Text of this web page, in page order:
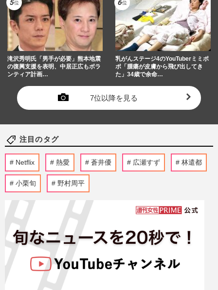
滝沢秀明氏「男手が必要」熊本地震
の復興支援を表明、中居正広もボラ
ンティア計画…
乳がんステージ4のYouTuberミミポ
ポ「腫瘍が皮膚から飛び出してき
た」34歳で余命…
7位以降を見る
注目のタグ
Netflix 熱愛 蒼井優 広瀬すず 林遣都
小栗旬 野村周平